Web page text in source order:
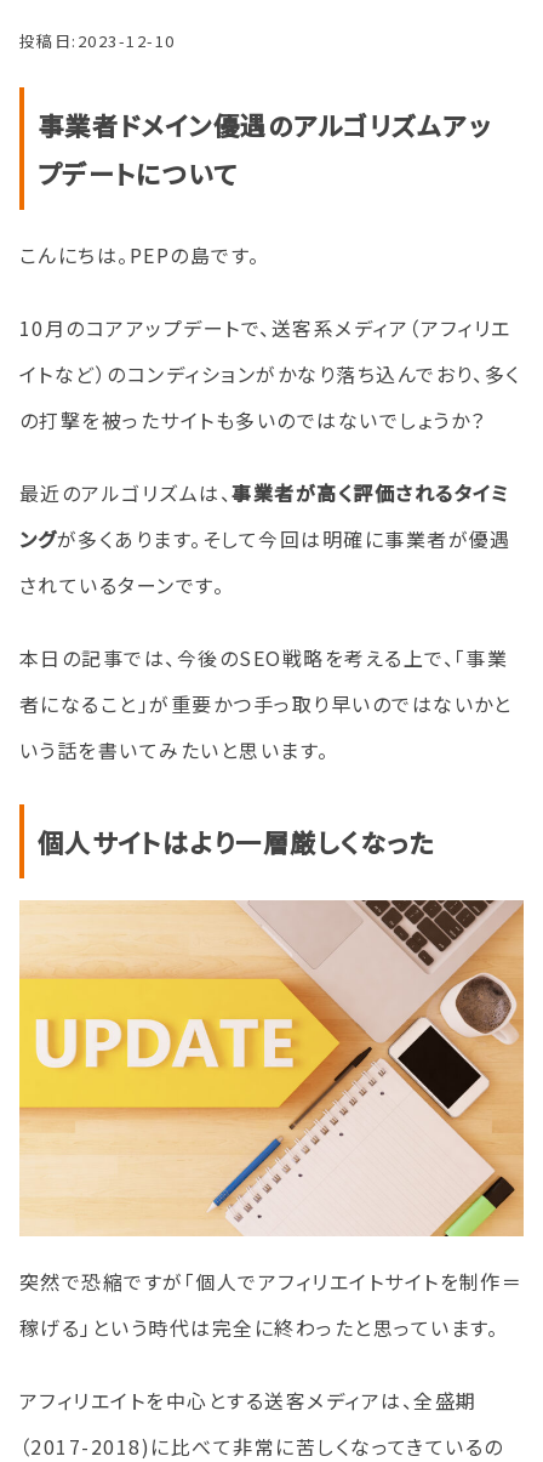
投稿日: 2023-12-10
事業者ドメイン優遇のアルゴリズムアッ
プデートについて
こんにちは。PEPの島です。
10月のコアアップデートで、送客系メディア（アフィリエ
イトなど）のコンディションがかなり落ち込んでおり、多く
の打撃を被ったサイトも多いのではないでしょうか？
最近のアルゴリズムは、事業者が高く評価されるタイミ
ングが多くあります。そして今回は明確に事業者が優遇
されているターンです。
本日の記事では、今後のSEO戦略を考える上で、「事業
者になること」が重要かつ手っ取り早いのではないかと
いう話を書いてみたいと思います。
個人サイトはより一層厳しくなった
突然で恐縮ですが「個人でアフィリエイトサイトを制作＝
稼げる」という時代は完全に終わったと思っています。
アフィリエイトを中心とする送客メディアは、全盛期
（2017-2018)に比べて非常に苦しくなってきているの